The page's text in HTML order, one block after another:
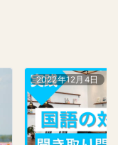
2022年12月4日